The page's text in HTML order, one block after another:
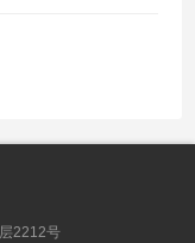
2212号